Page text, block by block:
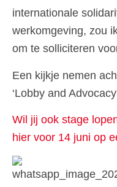
internationale
werkomgeving, zou
om te solliciteren
Een kijkje nemen
‘Lobby and
Wil jij ook stage
hier voor 14 juni op